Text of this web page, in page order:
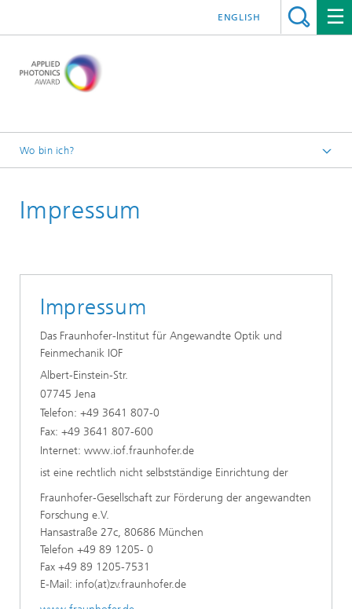
ENGLISH
Wo bin ich?
Impressum
Impressum
Das Fraunhofer-Institut für Angewandte Optik und
Feinmechanik IOF
Albert-Einstein-Str.
07745 Jena
Telefon: +49 3641 807-0
Fax: +49 3641 807-600
Internet: www.iof.fraunhofer.de
ist eine rechtlich nicht selbstständige Einrichtung der
Fraunhofer-Gesellschaft zur Förderung der angewandten
Forschung e.V.
Hansastraße 27c, 80686 München
Telefon +49 89 1205- 0
Fax +49 89 1205-7531
E-Mail: info(at)zv.fraunhofer.de